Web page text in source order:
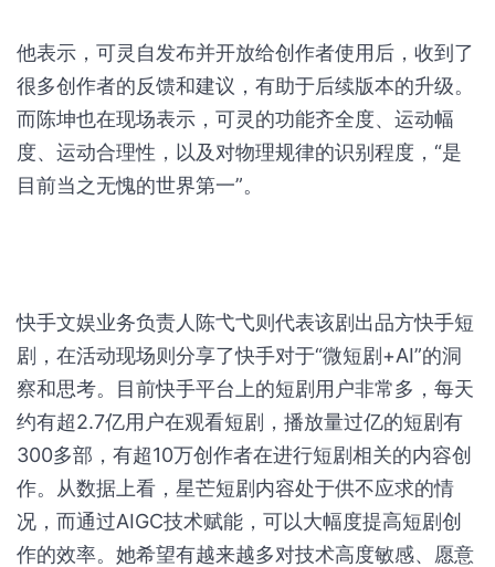
他表示，可灵自发布并开放给创作者使用后，收到了
很多创作者的反馈和建议，有助于后续版本的升级。
而陈坤也在现场表示，可灵的功能齐全度、运动幅
度、运动合理性，以及对物理规律的识别程度，“是
目前当之无愧的世界第一”。
快手文娱业务负责人陈弋弋则代表该剧出品方快手短
剧，在活动现场则分享了快手对于“微短剧+AI”的洞
察和思考。目前快手平台上的短剧用户非常多，每天
约有超2.7亿用户在观看短剧，播放量过亿的短剧有
300多部，有超10万创作者在进行短剧相关的内容创
作。从数据上看，星芒短剧内容处于供不应求的情
况，而通过AIGC技术赋能，可以大幅度提高短剧创
作的效率。她希望有越来越多对技术高度敏感、愿意